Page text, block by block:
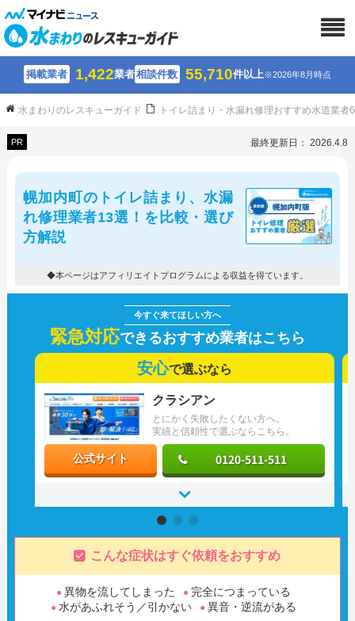
掲載業者 1,422業者相談件数 55,710件以上※2026年8月時点
水まわりのレスキューガイド トイレ詰まり・水漏れ修理おすすめ水道業
PR 最終更新日： 2026.4.8
幌加内町のトイレ詰まり、水漏
れ修理業者13選！を比較・選び
方解説
◆本ページはアフィリエイトプログラムによる収益を得ています。
緊急対応できるおすすめ業者はこちら
安心で選ぶなら
とにかく失敗したくない方へ。
実績と信頼性で選ぶならこちら。
クラシアン
公式サイト 0120-511-511
こんな症状はすぐ依頼をおすすめ
異物を流してしまった
完全につまっている
水があふれそう／引かない
異音・逆流がある